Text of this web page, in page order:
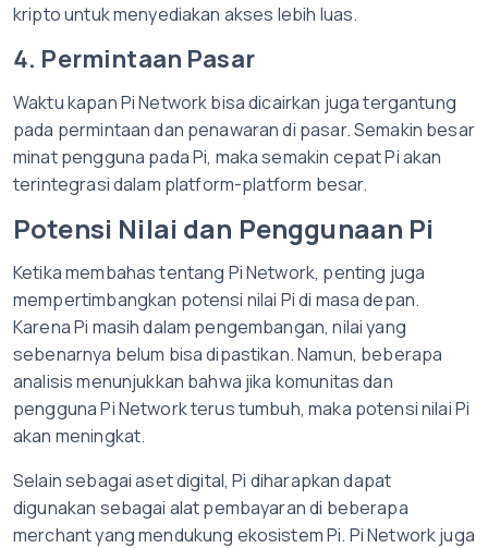
kripto untuk menyediakan akses lebih luas.
4. Permintaan Pasar
Waktu kapan Pi Network bisa dicairkan juga tergantung
pada permintaan dan penawaran di pasar. Semakin besar
minat pengguna pada Pi, maka semakin cepat Pi akan
terintegrasi dalam platform-platform besar.
Potensi Nilai dan Penggunaan Pi
Ketika membahas tentang Pi Network, penting juga
mempertimbangkan potensi nilai Pi di masa depan.
Karena Pi masih dalam pengembangan, nilai yang
sebenarnya belum bisa dipastikan. Namun, beberapa
analisis menunjukkan bahwa jika komunitas dan
pengguna Pi Network terus tumbuh, maka potensi nilai Pi
akan meningkat.
Selain sebagai aset digital, Pi diharapkan dapat
digunakan sebagai alat pembayaran di beberapa
merchant yang mendukung ekosistem Pi. Pi Network juga